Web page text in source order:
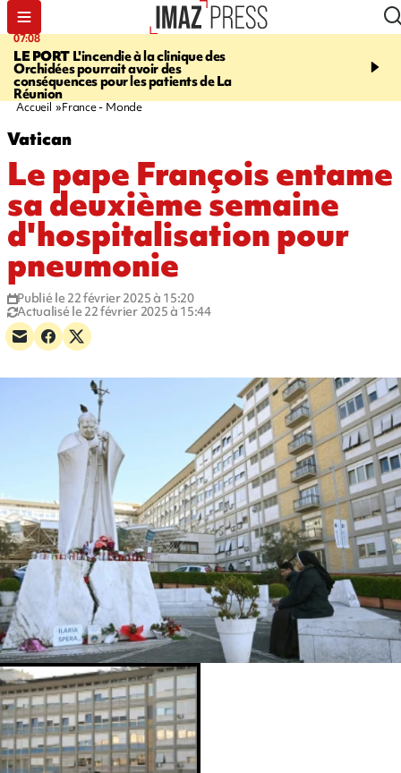
07:08
LE PORT L'incendie à la clinique des
Orchidées pourrait avoir des
conséquences pour les patients de La
Réunion
09:56
Accueil France - Monde
Vatican
Le pape François entame
sa deuxième semaine
d'hospitalisation pour
pneumonie
Publié le 22 février 2025 à 15:20
Actualisé le 22 février 2025 à 15:44